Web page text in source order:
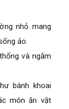
nhỏ mang
ảo.
và ngắm
bánh khoai
món ăn vặt